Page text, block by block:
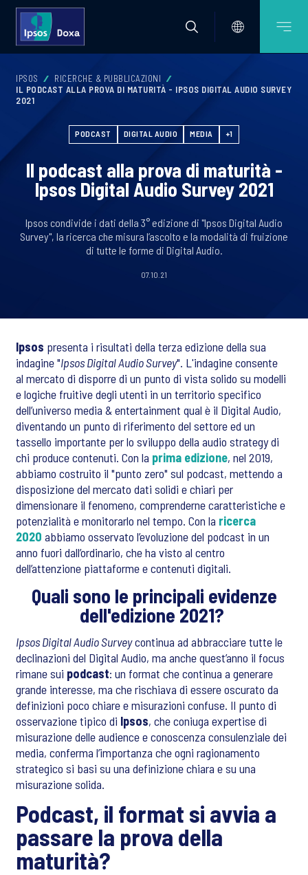
IPSOS
RICERCHE & PUBBLICAZIONI
IL PODCAST ALLA PROVA DI MATURITÀ - IPSOS DIGITAL AUDIO SURVEY
2021
PODCAST DIGITAL AUDIO MEDIA +1
Il podcast alla prova di maturità -
Ipsos Digital Audio Survey 2021
Ipsos condivide i dati della 3° edizione di "Ipsos Digital Audio
Survey", la ricerca che misura l’ascolto e la modalità di fruizione
di tutte le forme di Digital Audio.
07.10.21
Ipsos presenta i risultati della terza edizione della sua
indagine "Ipsos Digital Audio Survey". L'indagine consente
al mercato di disporre di un punto di vista solido su modelli
e logiche fruitive degli utenti in un territorio specifico
dell’universo media & entertainment qual è il Digital Audio,
diventando un punto di riferimento del settore ed un
tassello importante per lo sviluppo della audio strategy di
chi produce contenuti. Con la prima edizione, nel 2019,
abbiamo costruito il "punto zero" sul podcast, mettendo a
disposizione del mercato dati solidi e chiari per
dimensionare il fenomeno, comprenderne caratteristiche e
potenzialità e monitorarlo nel tempo. Con la ricerca
2020 abbiamo osservato l’evoluzione del podcast in un
anno fuori dall’ordinario, che ha visto al centro
dell’attenzione piattaforme e contenuti digitali.
Quali sono le principali evidenze
dell'edizione 2021?
Ipsos Digital Audio Surveycontinua ad abbracciare tutte le
declinazioni del Digital Audio, ma anche quest’anno il focus
rimane sui podcast: un format che continua a generare
grande interesse, ma che rischiava di essere oscurato da
definizioni poco chiare e misurazioni confuse. Il punto di
osservazione tipico di Ipsos, che coniuga expertise di
misurazione delle audience e conoscenza consulenziale dei
media, conferma l’importanza che ogni ragionamento
strategico si basi su una definizione chiara e su una
misurazione solida.
Podcast, il format si avvia a
passare la prova della
maturità?